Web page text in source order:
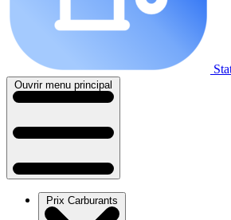
Ouvrir menu principal
Prix Carburants